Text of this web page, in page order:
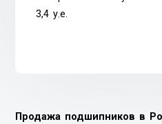
3,4 у.е.
Продажа подшипников в